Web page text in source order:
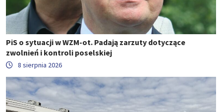
PiS o sytuacji w WZM-ot. Padają zarzuty dotyczące
zwolnień i kontroli poselskiej
8 sierpnia 2026